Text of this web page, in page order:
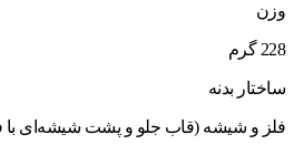
وزن
228 گرم
ساختار بدنه
فلز و شیشه (قاب جلو و پشت شیشه‌ای با